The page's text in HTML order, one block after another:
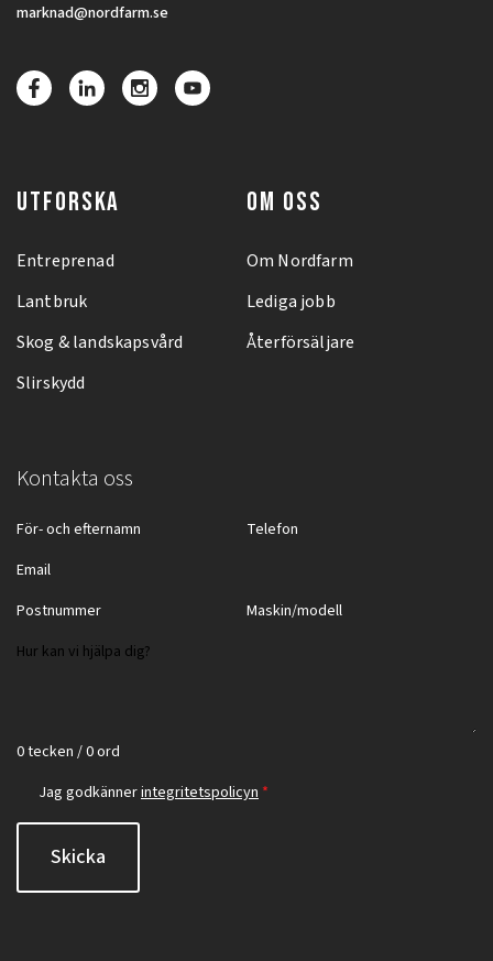
marknad@nordfarm.se
UTFORSKA
Entreprenad
Lantbruk
Skog & landskapsvård
Slirskydd
OM OSS
Om Nordfarm
Lediga jobb
Återförsäljare
Kontakta oss
0 tecken / 0 ord
Jag godkännerintegritetspolicyn *
Skicka